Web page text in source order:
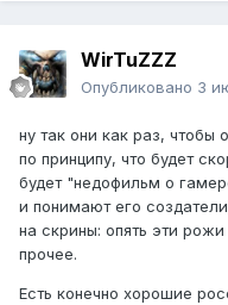
WirTuZZZ
Опубликовано 3
ну так они как раз, чтобы
по принципу, что будет
будет "недофильм о
и понимают его
на скрины: опять эти
прочее.
Есть конечно хорошие